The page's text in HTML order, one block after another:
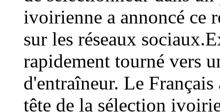
ivoirienne a annoncé ce
sur les réseaux
rapidement tourné vers
d'entraîneur. Le
tête de la sélection